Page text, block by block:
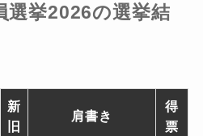
選挙2026の選挙結
新
旧
肩書き
得
票